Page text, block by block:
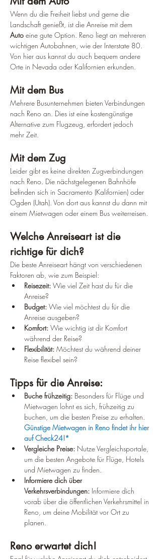
Wenn du die Freiheit liebst und gerne die
Landschaft genießt, ist die Anreise mit dem
Auto eine gute Option. Reno liegt an mehreren
wichtigen Autobahnen, wie der Interstate 80.
Von hier aus kannst du auch bequem andere
Orte in Nevada oder Kalifornien erkunden.
Mit dem Bus
Mehrere Busunternehmen bieten Verbindungen
nach Reno an. Dies ist eine kostengünstige
Alternative zum Flugzeug, erfordert jedoch
mehr Zeit.
Mit dem Zug
Leider gibt es keine direkten Zugverbindungen
nach Reno. Die nächstgelegenen Bahnhöfe
befinden sich in Sacramento (Kalifornien) oder
Ogden (Utah). Von dort aus kannst du dann mit
einem Mietwagen oder einem Bus weiterreisen.
Welche Anreiseart ist die
richtige für dich?
Die beste Anreiseart hängt von verschiedenen
Faktoren ab, wie zum Beispiel:
Reisezeit: Wie viel Zeit hast du für die
Anreise?
Budget: Wie viel möchtest du für die
Anreise ausgeben?
Komfort: Wie wichtig ist dir Komfort
während der Reise?
Flexibilität: Möchtest du während deiner
Reise flexibel sein?
Tipps für die Anreise:
Buche frühzeitig: Besonders für Flüge und
Mietwagen lohnt es sich, frühzeitig zu
buchen, um die besten Preise zu erhalten.
Günstige Mietwagen in Reno findet ihr hier
auf Check24!*
Vergleiche Preise: Nutze Vergleichsportale,
um die besten Angebote für Flüge, Hotels
und Mietwagen zu finden.
Informiere dich über
Verkehrsverbindungen: Informiere dich
vorab über die öffentlichen Verkehrsmittel in
Reno, um deine Mobilität vor Ort zu
planen.
Reno erwartet dich!